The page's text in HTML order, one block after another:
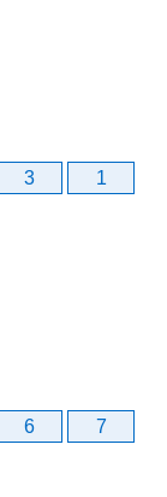
3
1
6
7